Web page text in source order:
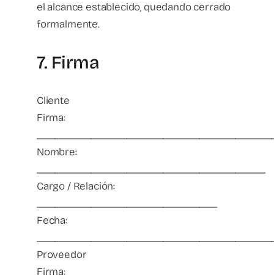
el alcance establecido, quedando cerrado
formalmente.
7. Firma
Cliente
Firma:
Nombre:
Cargo / Relación:
Fecha:
Proveedor
Firma: